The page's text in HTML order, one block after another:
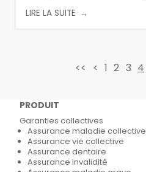
LIRE LA SUITE
<< < 1 2 3 4
PRODUIT
Garanties collectives
Assurance maladie collective
Assurance vie collective
Assurance dentaire
Assurance invalidité